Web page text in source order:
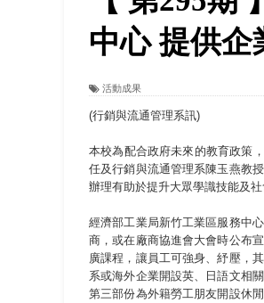
【 第404期 】以
【 第404期 】此
中心 提供
活動成果
(行銷與流通管理系訊)
本校為配合政府未來的教育政策
任及行銷與流通管理系陳玉燕教
辦理有助於提升大眾學識技能及
經濟部工業局新竹工業區服務中
商，或在廠商協進會大會時公布
廣課程，讓員工可強身、紓壓，
系或海外企業開設英、日語文相
第三部份為外籍勞工朋友開設休